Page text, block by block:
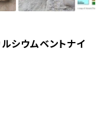
シウムベントナイ